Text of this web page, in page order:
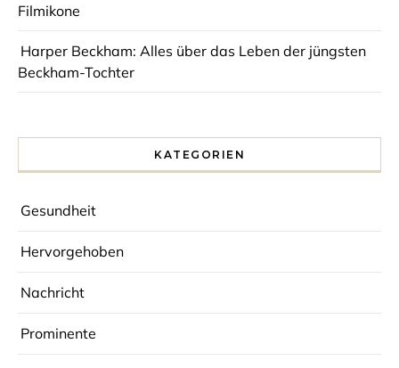
Filmikone
Harper Beckham: Alles über das Leben der jüngsten
Beckham-Tochter
KATEGORIEN
Gesundheit
Hervorgehoben
Nachricht
Prominente